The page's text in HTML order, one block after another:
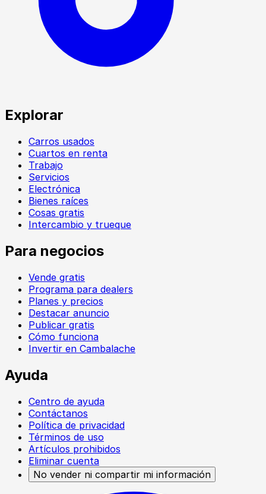
Explorar
Carros usados
Cuartos en renta
Trabajo
Servicios
Electrónica
Bienes raíces
Cosas gratis
Intercambio y trueque
Para negocios
Vende gratis
Programa para dealers
Planes y precios
Destacar anuncio
Publicar gratis
Cómo funciona
Invertir en Cambalache
Ayuda
Centro de ayuda
Contáctanos
Política de privacidad
Términos de uso
Artículos prohibidos
Eliminar cuenta
No vender ni compartir mi información